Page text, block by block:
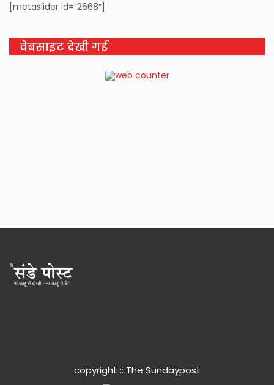
[metaslider id=”2668″]
वेबसाइट देखी गई
copyright :: The Sundaypost